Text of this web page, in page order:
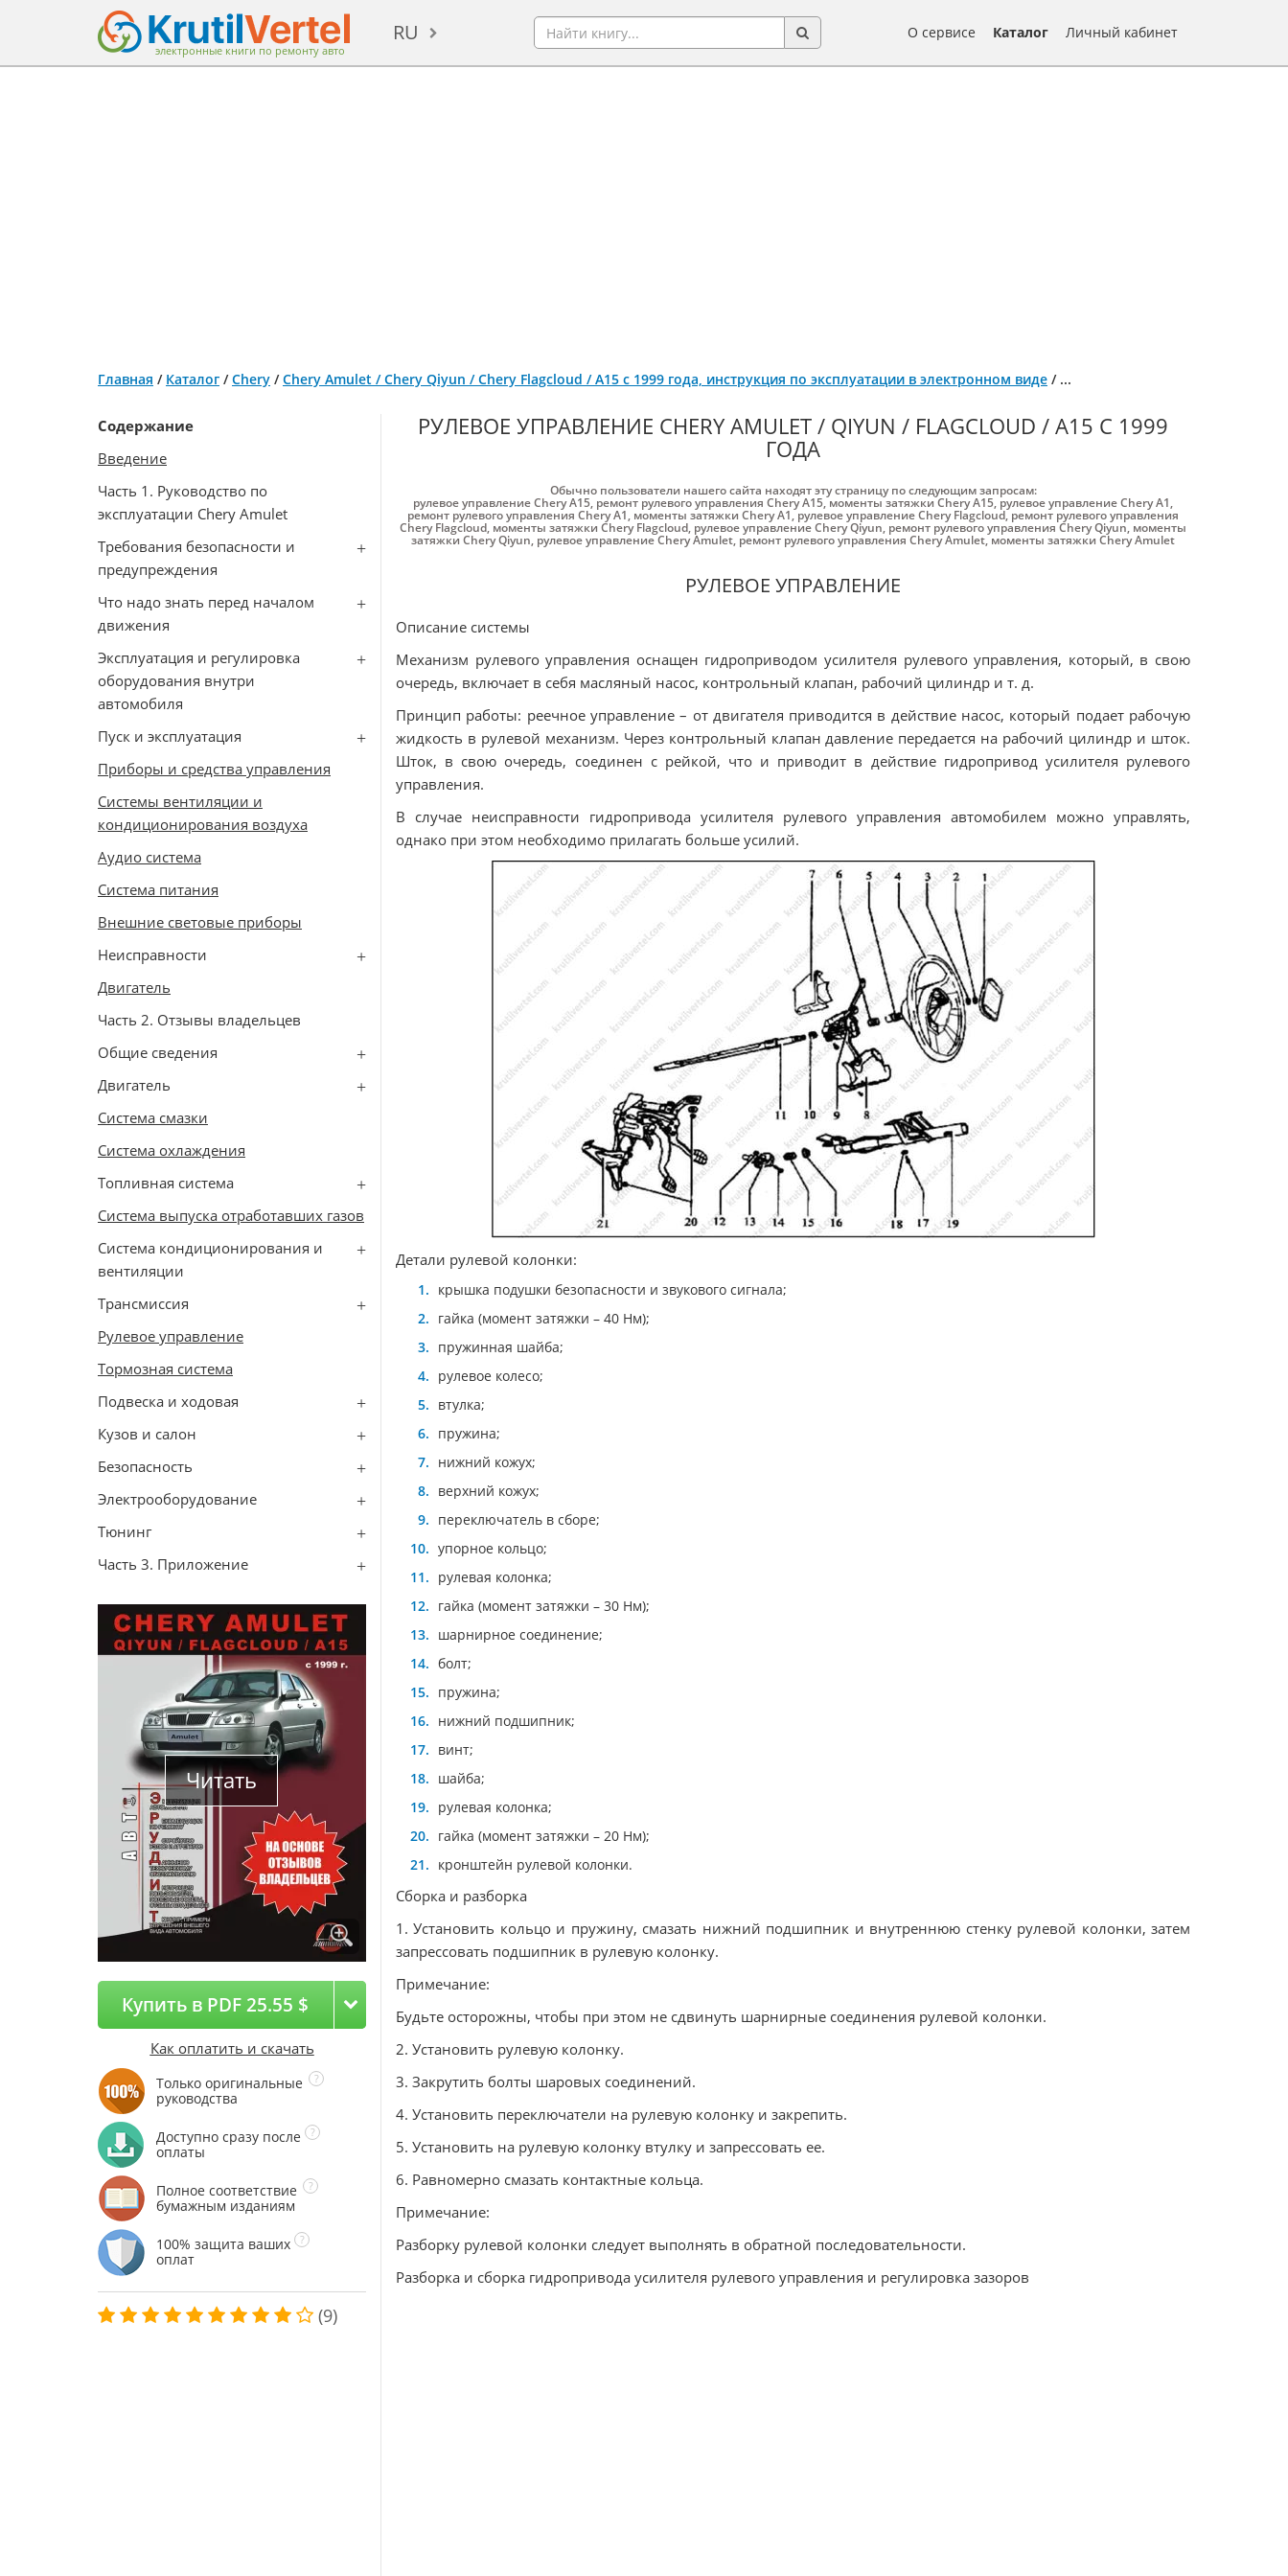
электронные книги по ремонту авто
RU О сервисе Каталог Личный кабинет
Главная / Каталог /Chery /Chery Amulet / Chery Qiyun / Chery Flagcloud / A15 с 1999 года, инструкция по эксплуатации в электронном виде / ...
Содержание
Введение
Часть 1. Руководство по
эксплуатации Chery Amulet
Требования безопасности и
предупреждения
Что надо знать перед началом
движения
Эксплуатация и регулировка
оборудования внутри
автомобиля
Пуск и эксплуатация
Приборы и средства управления
Системы вентиляции и
кондиционирования воздуха
Аудио система
Система питания
Внешние световые приборы
Неисправности
Двигатель
Часть 2. Отзывы владельцев
Общие сведения
Двигатель
Система смазки
Система охлаждения
Топливная система
Система выпуска отработавших газов
Система кондиционирования и
вентиляции
Трансмиссия
Рулевое управление
Тормозная система
Подвеска и ходовая
Кузов и салон
Безопасность
Электрооборудование
Тюнинг
Часть 3. Приложение
Читать
Купить в PDF 25.55 $
Как оплатить и скачать
Только оригинальные
руководства
Доступно сразу после
оплаты
Полное соответствие
бумажным изданиям
100% защита ваших
оплат
(9)
РУЛЕВОЕ УПРАВЛЕНИЕ CHERY AMULET / QIYUN / FLAGCLOUD / A15 С 1999
ГОДА
Обычно пользователи нашего сайта находят эту страницу по следующим запросам:
рулевое управление Chery A15, ремонт рулевого управления Chery A15,моменты затяжки Chery A15, рулевое управление Chery A1,
ремонт рулевого управления Chery A1, моменты затяжки Chery A1,рулевое управление Chery Flagcloud,ремонт рулевого управления
Chery Flagcloud, моменты затяжки Chery Flagcloud, рулевое управление Chery Qiyun, ремонт рулевого управления Chery Qiyun, моменты
затяжки Chery Qiyun, рулевое управление Chery Amulet, ремонт рулевого управления Chery Amulet,моменты затяжки Chery Amulet
РУЛЕВОЕ УПРАВЛЕНИЕ
Описание системы
Механизм рулевого управления оснащен гидроприводом усилителя рулевого управления, который, в свою
очередь, включает в себя масляный насос, контрольный клапан, рабочий цилиндр и т. д.
Принцип работы: реечное управление – от двигателя приводится в действие насос, который подает рабочую
жидкость в рулевой механизм. Через контрольный клапан давление передается на рабочий цилиндр и шток.
Шток, в свою очередь, соединен с рейкой, что и приводит в действие гидропривод усилителя рулевого
управления.
В случае неисправности гидропривода усилителя рулевого управления автомобилем можно управлять,
однако при этом необходимо прилагать больше усилий.
Детали рулевой колонки:
крышка подушки безопасности и звукового сигнала;
гайка (момент затяжки – 40 Нм);
пружинная шайба;
рулевое колесо;
втулка;
пружина;
нижний кожух;
верхний кожух;
переключатель в сборе;
упорное кольцо;
рулевая колонка;
гайка (момент затяжки – 30 Нм);
шарнирное соединение;
болт;
пружина;
нижний подшипник;
винт;
шайба;
рулевая колонка;
гайка (момент затяжки – 20 Нм);
кронштейн рулевой колонки.
Сборка и разборка
1. Установить кольцо и пружину, смазать нижний подшипник и внутреннюю стенку рулевой колонки, затем
запрессовать подшипник в рулевую колонку.
Примечание:
Будьте осторожны, чтобы при этом не сдвинуть шарнирные соединения рулевой колонки.
2. Установить рулевую колонку.
3. Закрутить болты шаровых соединений.
4. Установить переключатели на рулевую колонку и закрепить.
5. Установить на рулевую колонку втулку и запрессовать ее.
6. Равномерно смазать контактные кольца.
Примечание:
Разборку рулевой колонки следует выполнять в обратной последовательности.
Разборка и сборка гидропривода усилителя рулевого управления и регулировка зазоров